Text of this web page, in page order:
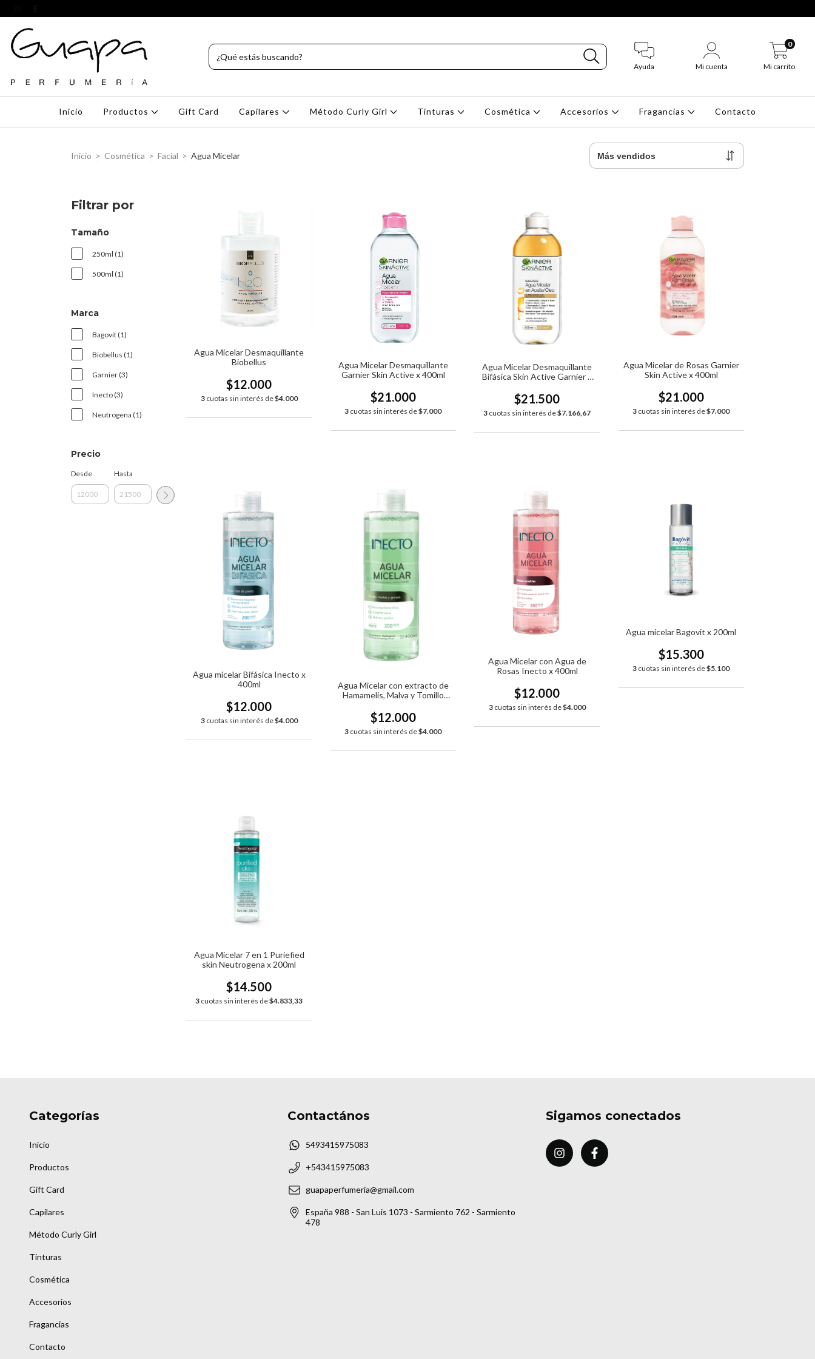
Ayuda Mi cuenta Mi carrito
0
Inicio Productos Gift Card Capilares Método Curly Girl Tinturas Cosmética Accesorios Fragancias Contacto
Inicio > Cosmética > Facial > Agua Micelar
Filtrar por
Tamaño
250ml (1)
500ml (1)
Marca
Bagovit (1)
Biobellus (1)
Garnier (3)
Inecto (3)
Neutrogena (1)
Precio
Desde Hasta
Agua Micelar Desmaquillante
Biobellus
$12.000
3 cuotas sin interés de$4.000
Agua Micelar Desmaquillante
Garnier Skin Active x 400ml
$21.000
3 cuotas sin interés de$7.000
Agua Micelar Desmaquillante
Bifásica Skin Active Garnier x
$21.500
3 cuotas sin interés de$7.166,67
Agua Micelar de Rosas Garnier
Skin Active x 400ml
$21.000
3 cuotas sin interés de$7.000
Agua micelar Bifásica Inecto x
400ml
$12.000
3 cuotas sin interés de$4.000
Agua Micelar con extracto de
Hamamelis, Malva y Tomillo
$12.000
3 cuotas sin interés de$4.000
Agua Micelar con Agua de
Rosas Inecto x 400ml
$12.000
3 cuotas sin interés de$4.000
Agua micelar Bagovit x 200ml
$15.300
3 cuotas sin interés de$5.100
Agua Micelar 7 en 1 Puriefied
skin Neutrogena x 200ml
$14.500
3 cuotas sin interés de$4.833,33
Categorías
Inicio
Productos
Gift Card
Capilares
Método Curly Girl
Tinturas
Cosmética
Accesorios
Fragancias
Contacto
Contactános
5493415975083
+543415975083
guapaperfumeria@gmail.com
España 988 - San Luis 1073 - Sarmiento 762 - Sarmiento
478
Sigamos conectados